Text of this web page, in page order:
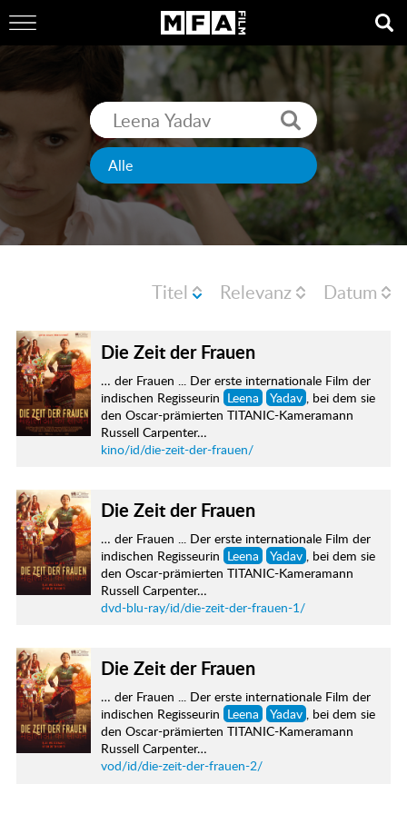
Titel Relevanz Datum
Die Zeit der Frauen
… der Frauen ... Der erste internationale Film der
indischen Regisseurin Leena Yadav , bei dem sie
den Oscar-prämierten TITANIC-Kameramann
Russell Carpenter…
kino/id/die-zeit-der-frauen/
Die Zeit der Frauen
… der Frauen ... Der erste internationale Film der
indischen Regisseurin Leena Yadav , bei dem sie
den Oscar-prämierten TITANIC-Kameramann
Russell Carpenter…
dvd-blu-ray/id/die-zeit-der-frauen-1/
Die Zeit der Frauen
… der Frauen ... Der erste internationale Film der
indischen Regisseurin Leena Yadav , bei dem sie
den Oscar-prämierten TITANIC-Kameramann
Russell Carpenter…
vod/id/die-zeit-der-frauen-2/